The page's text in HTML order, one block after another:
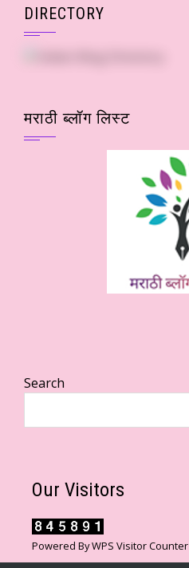
DIRECTORY
मराठी ब्लॉग लिस्ट
Search
Our Visitors
Powered ByWPS Visitor Counter